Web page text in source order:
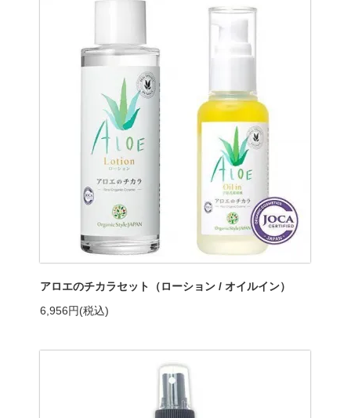
アロエのチカラセット（ローション / オイルイン）
6,956円(税込)